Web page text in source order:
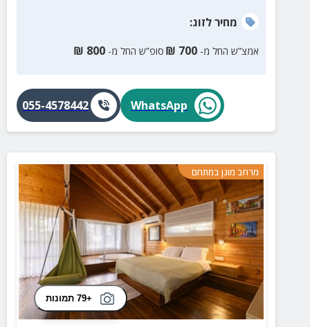
מחירלזוג:
אמצ”ש החל מ- 700
₪ סופ”ש החל מ- 800
₪
WhatsApp
055-4578442
מרחב מוגן במתחם
+79 תמונות